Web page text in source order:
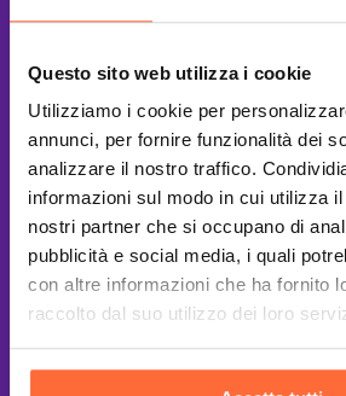
Questo sito web utilizza i cookie
Utilizziamo i cookie per
annunci, per fornire funzionalità dei
analizzare il nostro traffico.
informazioni sul modo in cui utilizza
nostri partner che si occupano di
pubblicità e social media, i quali
con altre informazioni che ha fornito
raccolto dal suo utilizzo dei loro